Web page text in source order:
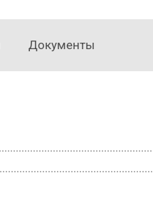
Документы